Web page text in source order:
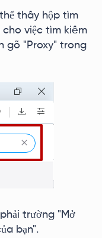
thấy hộp tìm
cho việc tìm kiếm
gõ "Proxy" trong
trường "Mở
bạn".